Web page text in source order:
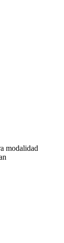
modalidad